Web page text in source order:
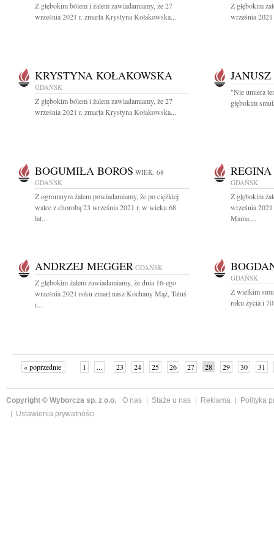
Z głębokim bólem i żalem zawiadamiamy, że 27
września 2021 r. zmarła Krystyna Kołakowska...
Z głębokim
września
KRYSTYNA KOŁAKOWSKA
GDAŃSK
Z głębokim bólem i żalem zawiadamiamy, że 27
września 2021 r. zmarła Krystyna Kołakowska...
"Nie umiera
głębokim
BOGUMIŁA BOROS WIEK: 68
GDAŃSK
Z ogromnym żalem powiadamiamy, że po ciężkiej
walce z chorobą 23 września 2021 r. w wieku 68
lat...
GDAŃSK
Z głębokim
września
Mama,...
ANDRZEJ MEGGER GDAŃSK
Z głębokim żalem zawiadamiamy, że dnia 16-ego
września 2021 roku zmarł nasz Kochany Mąż, Tatuś
i...
GDAŃSK
Z wielkim
roku życia i
« poprzednie 1 ... 23 24 25 26 27 28 29 30
31
Copyright © Wyborcza sp. z o.o. O nas Staże u nas Reklama
Polityka
Ustawienia prywatności